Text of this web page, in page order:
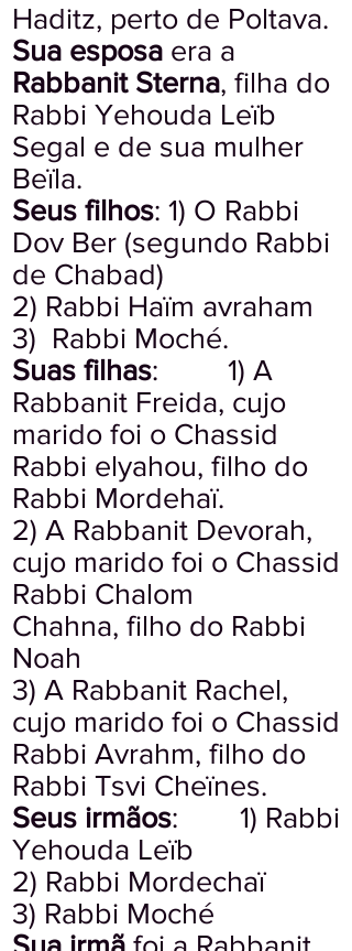
Haditz, perto de Poltava.
Sua esposa era a
Rabbanit Sterna, filha do
Rabbi Yehouda Leïb
Segal e de sua mulher
Beïla.
Seus filhos: 1) O Rabbi
Dov Ber (segundo Rabbi
de Chabad)
2) Rabbi Haïm avraham
3) Rabbi Moché.
Suas filhas: 1) A
Rabbanit Freida, cujo
marido foi o Chassid
Rabbi elyahou, filho do
Rabbi Mordehaï.
2) A Rabbanit Devorah,
cujo marido foi o Chassid
Rabbi Chalom
Chahna, filho do Rabbi
Noah
3) A Rabbanit Rachel,
cujo marido foi o Chassid
Rabbi Avrahm, filho do
Rabbi Tsvi Cheïnes.
Seus irmãos: 1) Rabbi
Yehouda Leïb
2) Rabbi Mordechaï
3) Rabbi Moché